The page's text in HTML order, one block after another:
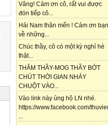
Vâng! Cảm ơn cô, rất vui được
đón tiếp cô...
Hải Nam thân mến ! Cảm ơn bạn
về những...
Chúc thầy, cô có một kỳ nghỉ hè
thật...
THĂM THẦY-MOG THẦY BỚT
CHÚT THỜI GIAN NHÁY
CHUỘT VÀO...
Vào link này ủng hộ LN nhé.
https://www.facebook.com/
...